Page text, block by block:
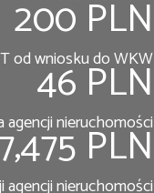
200 PLN
od wniosku do WKW
46 PLN
agencji nieruchomości
PLN
nieruchomości